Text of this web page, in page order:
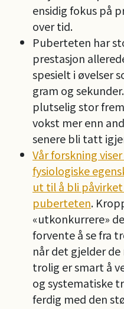
ensidig fokus på
over tid.
Puberteten har
prestasjon
spesielt i øvelser
gram og
plutselig stor
vokst mer enn
senere bli tatt
Vår forskning
fysiologiske
ut til å bli
puberteten.
«utkonkurrere»
forvente å se fra
når det gjelder
trolig er smart å
og systematiske
ferdig med den